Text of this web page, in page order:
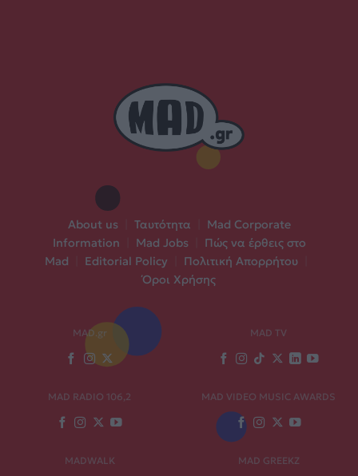
About us Ταυτότητα
Mad Corporate
Information
Mad Jobs
Πώς να έρθεις στο
Mad
Editorial Policy Πολιτική Απορρήτου
Όροι Χρήσης
MAD.gr MAD TV
MAD RADIO 106,2 MAD VIDEO MUSIC AWARDS
MADWALK MAD GREEKZ